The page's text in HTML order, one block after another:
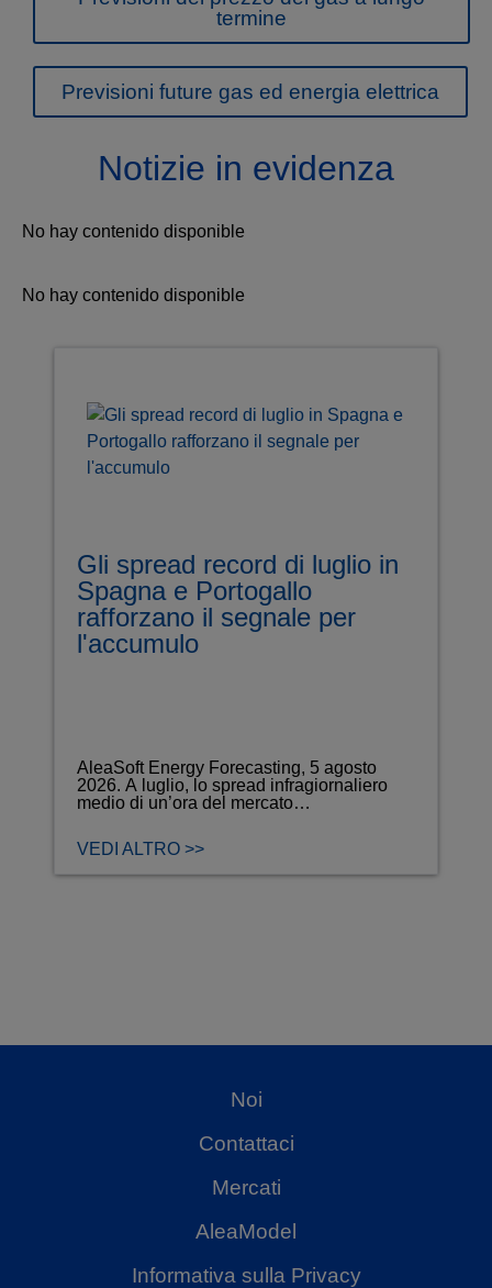
termine
Previsioni future gas ed energia elettrica
Notizie in evidenza
No hay contenido disponible
No hay contenido disponible
Gli spread record di luglio in
Spagna e Portogallo
rafforzano il segnale per
l'accumulo
AleaSoft Energy Forecasting, 5 agosto
2026. A luglio, lo spread infragiornaliero
medio di un’ora del mercato…
VEDI ALTRO >>
Noi
Contattaci
Mercati
AleaModel
Informativa sulla Privacy